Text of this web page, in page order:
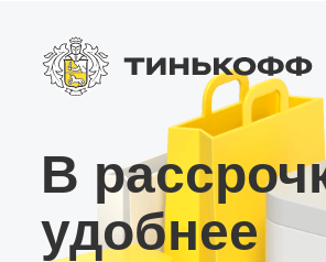
В
удобнее